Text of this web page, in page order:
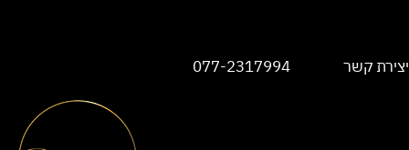
יצירת קשר 077-2317994